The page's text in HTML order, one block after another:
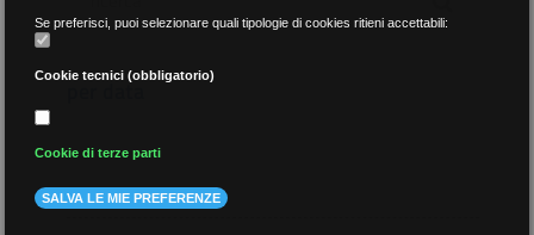
per data
Se preferisci, puoi selezionare quali tipologie di cookies ritieni accettabili:
Cookie tecnici (obbligatorio)
Cookie di terze parti
SALVA LE MIE PREFERENZE